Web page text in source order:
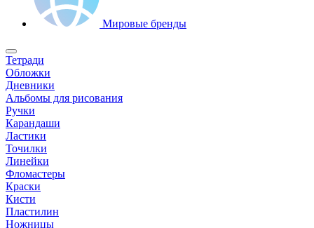
Мировые бренды
Тетради
Обложки
Дневники
Альбомы для рисования
Ручки
Карандаши
Ластики
Точилки
Линейки
Фломастеры
Краски
Кисти
Пластилин
Ножницы